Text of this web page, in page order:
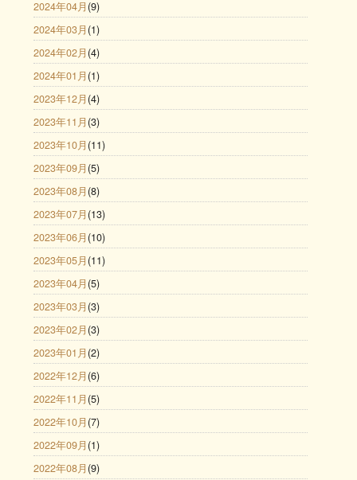
2024年04月 (9)
2024年03月 (1)
2024年02月 (4)
2024年01月 (1)
2023年12月 (4)
2023年11月 (3)
2023年10月 (11)
2023年09月 (5)
2023年08月 (8)
2023年07月 (13)
2023年06月 (10)
2023年05月 (11)
2023年04月 (5)
2023年03月 (3)
2023年02月 (3)
2023年01月 (2)
2022年12月 (6)
2022年11月 (5)
2022年10月 (7)
2022年09月 (1)
2022年08月 (9)